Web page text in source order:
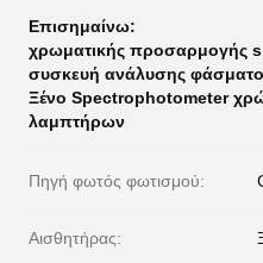
Επισημαίνω:
χρωματικής προσαρμογής
συσκευή ανάλυσης
Ξένο Spectrophotometer
λαμπτήρων
Πηγή φωτός φωτισμού:
Αισθητήρας: